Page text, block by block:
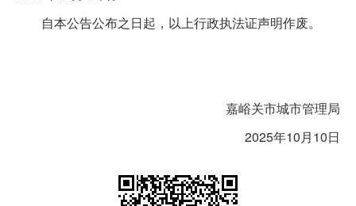
自本公告公布之日起，以上行政执法证声明作废。
嘉峪关市城市管理局
2025年10月10日